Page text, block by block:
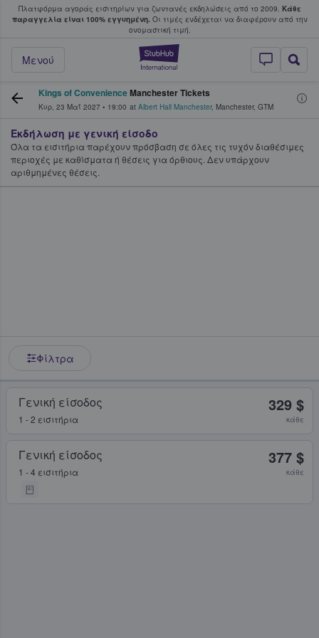
Πλατφόρμα αγοράς εισιτηρίων για ζωντανές εκδηλώσεις από το 2009. Κάθε
παραγγελία είναι 100% εγγυημένη. Οι τιμές ενδέχεται να διαφέρουν από την
oνομαστική τιμή.
StubHub - Όπου
Μενού
φαν αγοράζουν και πουλούν
Kings of ConvenienceManchester Tickets
Κυρ, 23 Μαΐ 2027 • 19:00 at Albert Hall Manchester, Manchester, GTM
Εκδήλωση με γενική είσοδο
Όλα τα εισιτήρια παρέχουν πρόσβαση σε όλες τις τυχόν διαθέσιμες
περιοχές με καθίσματα ή θέσεις για όρθιους. Δεν υπάρχουν
αριθμημένες θέσεις.
Φίλτρα
Γενική είσοδος
1 - 2 εισιτήρια
329 $
κάθε
Γενική είσοδος
1 - 4 εισιτήρια
377 $
κάθε